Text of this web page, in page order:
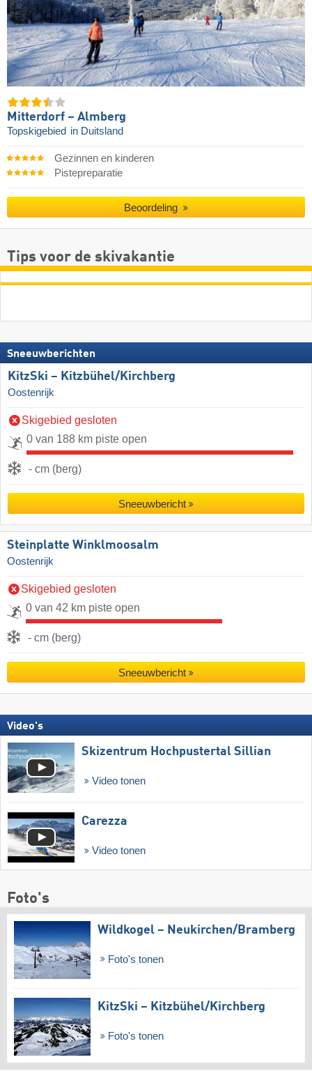
Mitterdorf – Almberg
Topskigebied in Duitsland
Gezinnen en kinderen
Pistepreparatie
Beoordeling
Tips voor de skivakantie
Sneeuwberichten
KitzSki – Kitzbühel/​Kirchberg
Oostenrijk
Skigebied gesloten
0 van 188 km piste open
- cm (berg)
Sneeuwbericht
Steinplatte Winklmoosalm
Oostenrijk
Skigebied gesloten
0 van 42 km piste open
- cm (berg)
Sneeuwbericht
Video's
Skizentrum Hochpustertal Sillian
Video tonen
Carezza
Video tonen
Foto's
Wildkogel – Neukirchen/​Bramberg
Foto's tonen
KitzSki – Kitzbühel/​Kirchberg
Foto's tonen